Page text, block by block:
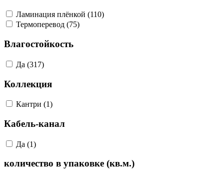
Ламинация плёнкой (110)
Термоперевод (75)
Влагостойкость
Да (317)
Коллекция
Кантри (1)
Кабель-канал
Да (1)
количество в упаковке (кв.м.)